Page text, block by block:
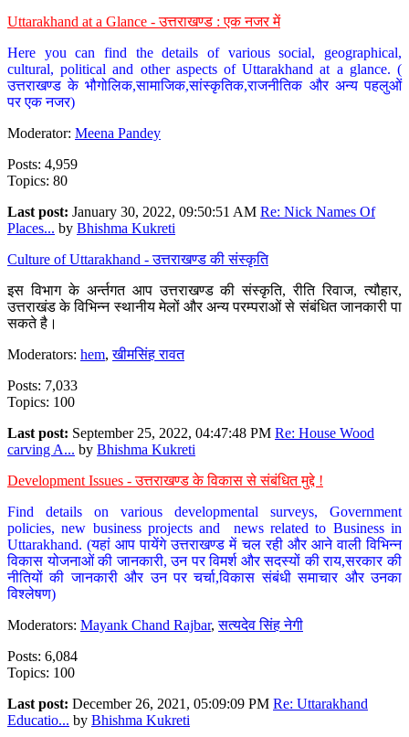
Uttarakhand at a Glance - उत्तराखण्ड : एक नजर में
Here you can find the details of various social, geographical,
cultural, political and other aspects of Uttarakhand at a glance. (
उत्तराखण्ड के भौगोलिक,सामाजिक,सांस्कृतिक,राजनीतिक और अन्य पहलुओं
पर एक नजर)
Moderator: Meena Pandey
Posts: 4,959
Topics: 80
Last post: January 30, 2022, 09:50:51 AM Re: Nick Names Of
Places... by Bhishma Kukreti
Culture of Uttarakhand - उत्तराखण्ड की संस्कृति
इस विभाग के अर्न्तगत आप उत्तराखण्ड की संस्कृति, रीति रिवाज, त्यौहार,
उत्तराखंड के विभिन्न स्थानीय मेलों और अन्य परम्पराओं से संबंधित जानकारी पा
सकते है।
Moderators: hem,खीमसिंह रावत
Posts: 7,033
Topics: 100
Last post: September 25, 2022, 04:47:48 PM Re: House Wood
carving A... by Bhishma Kukreti
Development Issues - उत्तराखण्ड के विकास से संबंधित मुद्दे !
Find details on various developmental surveys, Government
policies, new business projects and news related to Business in
Uttarakhand. (यहां आप पायेंगे उत्तराखण्ड में चल रही और आने वाली विभिन्न
विकास योजनाओं की जानकारी, उन पर विमर्श और सदस्यों की राय,सरकार की
नीतियों की जानकारी और उन पर चर्चा,विकास संबंधी समाचार और उनका
विश्लेषण)
Moderators: Mayank Chand Rajbar,सत्यदेव सिंह नेगी
Posts: 6,084
Topics: 100
Last post: December 26, 2021, 05:09:09 PM Re: Uttarakhand
Educatio... by Bhishma Kukreti